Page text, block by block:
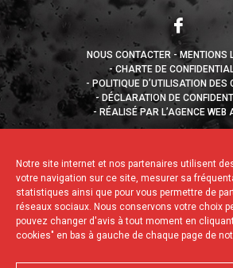
Notre site internet et nos partenaires utilisent
votre navigation sur ce site, mesurer sa
statistiques ainsi que pour vous permettre de
réseaux sociaux. Nous conservons votre choix
pouvez changer d'avis à tout moment en
cookies" en bas à gauche de chaque page de
NOUS CONTACTER
MENTIONS
CHARTE DE
POLITIQUE D’UTILISATION DES
DÉCLARATION DE
RÉALISÉ PAR L’AGENCE WEB